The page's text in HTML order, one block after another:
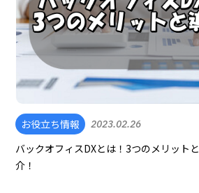
お役立ち情報 2023.02.26
バックオフィスDXとは！3つのメリット
介！